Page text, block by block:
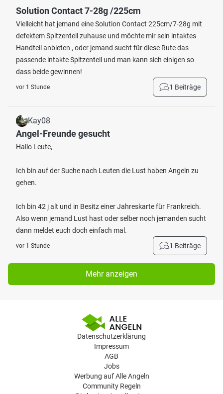
Solution Contact 7-28g /225cm
Vielleicht hat jemand eine Solution Contact 225cm/7-28g mit
defektem Spitzenteil zuhause und möchte mir sein intaktes
Handteil anbieten , oder jemand sucht für diese Rute das
passende intakte Spitzenteil und man kann sich einigen so
dass beide gewinnen!
vor 1 Stunde 1 Beiträge
Kay08
Angel-Freunde gesucht
Hallo Leute,
Ich bin auf der Suche nach Leuten die Lust haben Angeln zu
gehen.
Ich bin 42 j alt und in Besitz einer Jahreskarte für Frankreich.
Also wenn jemand Lust hast oder selber noch jemanden sucht
dann meldet euch doch einfach mal.
vor 1 Stunde 1 Beiträge
Mehr anzeigen
Datenschutzerklärung
Impressum
AGB
Jobs
Werbung auf Alle Angeln
Community Regeln